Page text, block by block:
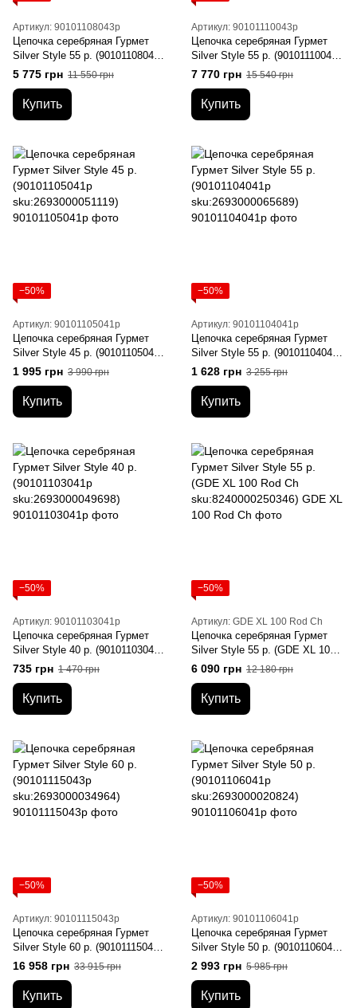
Артикул: 90101108043р
Цепочка серебряная Гурмет
Silver Style 55 р. (90101108043р
sku:2693000056370)
5 775 грн 11 550 грн
Купить
Артикул: 90101110043р
Цепочка серебряная Гурмет
Silver Style 55 р. (90101110043р
sku:2693000058700)
7 770 грн 15 540 грн
Купить
−50%
Артикул: 90101105041р
Цепочка серебряная Гурмет
Silver Style 45 р. (90101105041р
sku:2693000051119)
1 995 грн 3 990 грн
Купить
−50%
Артикул: 90101104041р
Цепочка серебряная Гурмет
Silver Style 55 р. (90101104041р
sku:2693000065689)
1 628 грн 3 255 грн
Купить
−50%
Артикул: 90101103041р
Цепочка серебряная Гурмет
Silver Style 40 р. (90101103041р
sku:2693000049698)
735 грн 1 470 грн
Купить
−50%
Артикул: GDE XL 100 Rod Ch
Цепочка серебряная Гурмет
Silver Style 55 р. (GDE XL 100
Rod Ch sku:8240000250346)
6 090 грн 12 180 грн
Купить
−50%
Артикул: 90101115043р
Цепочка серебряная Гурмет
Silver Style 60 р. (90101115043р
sku:2693000034964)
16 958 грн 33 915 грн
Купить
−50%
Артикул: 90101106041р
Цепочка серебряная Гурмет
Silver Style 50 р. (90101106041р
sku:2693000020824)
2 993 грн 5 985 грн
Купить